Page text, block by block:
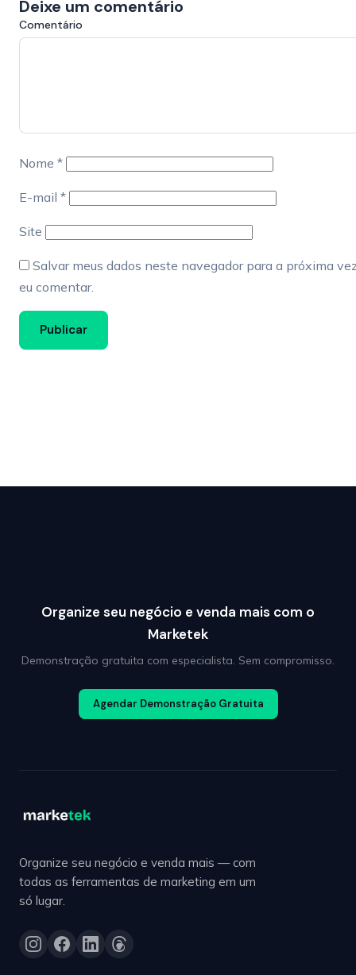
Deixe um comentário
Comentário
Nome *
E-mail *
Site
Salvar meus dados neste navegador para a próxima
eu comentar.
Organize seu negócio e venda mais com o
Marketek
Demonstração gratuita com especialista. Sem compromisso.
Agendar Demonstração Gratuita
Organize seu negócio e venda mais — com
todas as ferramentas de marketing em um
só lugar.